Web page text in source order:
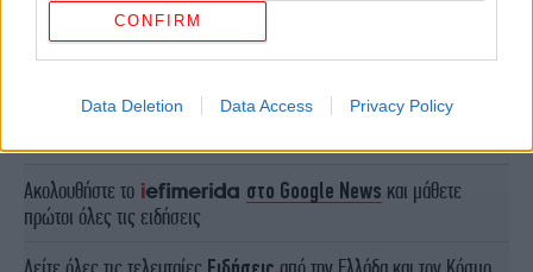
CONFIRM
Data Deletion Data Access Privacy Policy
ΠΕΡΙΣΣΟΤΕΡΑ ΒΙΝΤΕΟ
Ακολουθήστε το στο Google News και μάθετε
πρώτοι όλες τις ειδήσεις